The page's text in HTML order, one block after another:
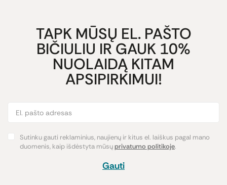
TAPK MŪSŲ EL. PAŠTO
BIČIULIU IR GAUK 10%
NUOLAIDĄ KITAM
APSIPIRKIMUI!
Sutinku gauti reklaminius, naujienų ir kitus el. laiškus pagal mano
duomenis, kaip išdėstyta mūsųprivatumo politikoje.
Gauti